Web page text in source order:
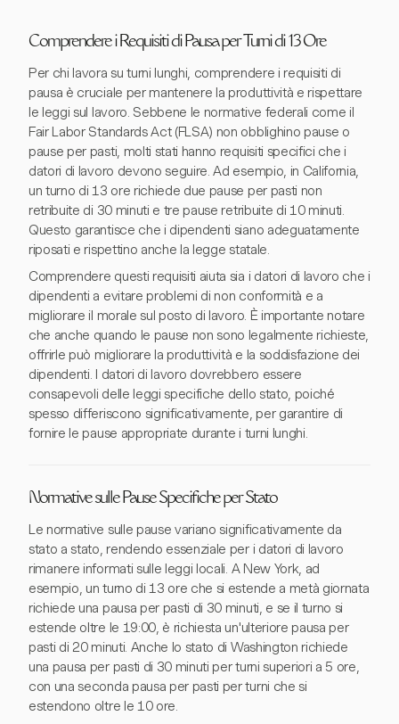
Comprendere i Requisiti di Pausa per Turni di 13 Ore
Per chi lavora su turni lunghi, comprendere i requisiti di
pausa è cruciale per mantenere la produttività e rispettare
le leggi sul lavoro. Sebbene le normative federali come il
Fair Labor Standards Act (FLSA) non obblighino pause o
pause per pasti, molti stati hanno requisiti specifici che i
datori di lavoro devono seguire. Ad esempio, in California,
un turno di 13 ore richiede due pause per pasti non
retribuite di 30 minuti e tre pause retribuite di 10 minuti.
Questo garantisce che i dipendenti siano adeguatamente
riposati e rispettino anche la legge statale.
Comprendere questi requisiti aiuta sia i datori di lavoro che i
dipendenti a evitare problemi di non conformità e a
migliorare il morale sul posto di lavoro. È importante notare
che anche quando le pause non sono legalmente richieste,
offrirle può migliorare la produttività e la soddisfazione dei
dipendenti. I datori di lavoro dovrebbero essere
consapevoli delle leggi specifiche dello stato, poiché
spesso differiscono significativamente, per garantire di
fornire le pause appropriate durante i turni lunghi.
Normative sulle Pause Specifiche per Stato
Le normative sulle pause variano significativamente da
stato a stato, rendendo essenziale per i datori di lavoro
rimanere informati sulle leggi locali. A New York, ad
esempio, un turno di 13 ore che si estende a metà giornata
richiede una pausa per pasti di 30 minuti, e se il turno si
estende oltre le 19:00, è richiesta un'ulteriore pausa per
pasti di 20 minuti. Anche lo stato di Washington richiede
una pausa per pasti di 30 minuti per turni superiori a 5 ore,
con una seconda pausa per pasti per turni che si
estendono oltre le 10 ore.